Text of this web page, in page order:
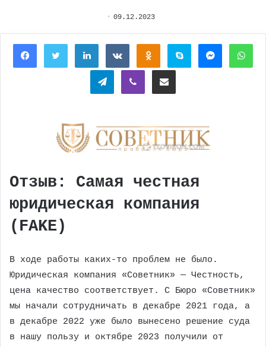
09.12.2023
FacebookTwitterLinkedInВконтактеОдноклассники
Skype Messenger
TelegramViber Поделиться через электронную почту
Отзыв: Самая честная
юридическая компания
(FAKE)
В ходе работы каких-то проблем не было.
Юридическая компания «Советник» — Честность,
цена качество соответствует. С Бюро «Советник»
мы начали сотрудничать в декабре 2021 года, а
в декабре 2022 уже было вынесено решение суда
в нашу пользу и октябре 2023 получили от